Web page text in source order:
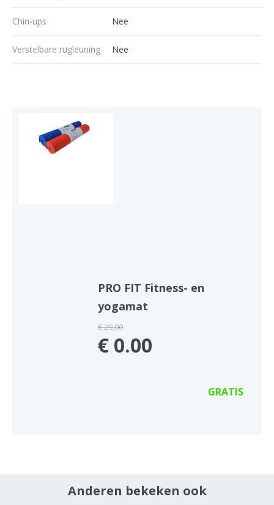
Chin-ups Nee
Verstelbare rugleuning Nee
PRO FIT Fitness- en
yogamat
€ 29,00
€ 0.00
GRATIS
Anderen bekeken ook